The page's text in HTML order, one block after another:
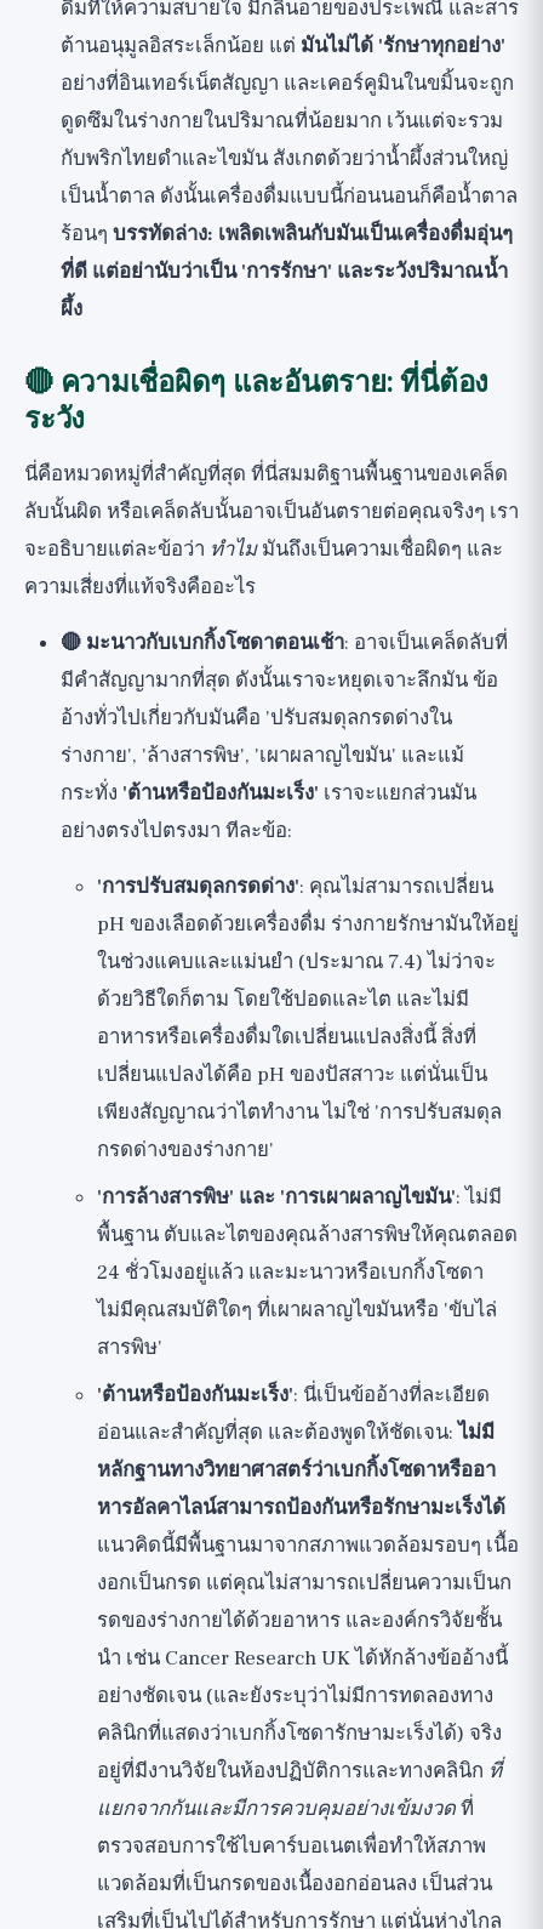
ดื่มที่ให้ความสบายใจ มีกลิ่นอายของประเพณี และสาร
ต้านอนุมูลอิสระเล็กน้อย แต่ มันไม่ได้ 'รักษาทุกอย่าง'
อย่างที่อินเทอร์เน็ตสัญญา และเคอร์คูมินในขมิ้นจะถูก
ดูดซึมในร่างกายในปริมาณที่น้อยมาก เว้นแต่จะรวม
กับพริกไทยดำและไขมัน สังเกตด้วยว่าน้ำผึ้งส่วนใหญ่
เป็นน้ำตาล ดังนั้นเครื่องดื่มแบบนี้ก่อนนอนก็คือน้ำตาล
ร้อนๆ บรรทัดล่าง: เพลิดเพลินกับมันเป็นเครื่องดื่มอุ่นๆ
ที่ดี แต่อย่านับว่าเป็น 'การรักษา' และระวังปริมาณน้ำ
ผึ้ง
🔴 ความเชื่อผิดๆ และอันตราย: ที่นี่ต้อง
ระวัง
นี่คือหมวดหมู่ที่สำคัญที่สุด ที่นี่สมมติฐานพื้นฐานของเคล็ด
ลับนั้นผิด หรือเคล็ดลับนั้นอาจเป็นอันตรายต่อคุณจริงๆ เรา
จะอธิบายแต่ละข้อว่า ทำไมมันถึงเป็นความเชื่อผิดๆ และ
ความเสี่ยงที่แท้จริงคืออะไร
🔴 มะนาวกับเบกกิ้งโซดาตอนเช้า: อาจเป็นเคล็ดลับที่
มีคำสัญญามากที่สุด ดังนั้นเราจะหยุดเจาะลึกมัน ข้อ
อ้างทั่วไปเกี่ยวกับมันคือ 'ปรับสมดุลกรดด่างใน
ร่างกาย', 'ล้างสารพิษ', 'เผาผลาญไขมัน' และแม้
กระทั่ง 'ต้านหรือป้องกันมะเร็ง' เราจะแยกส่วนมัน
อย่างตรงไปตรงมา ทีละข้อ:
'การปรับสมดุลกรดด่าง': คุณไม่สามารถเปลี่ยน
pH ของเลือดด้วยเครื่องดื่ม ร่างกายรักษามันให้อยู่
ในช่วงแคบและแม่นยำ (ประมาณ 7.4) ไม่ว่าจะ
ด้วยวิธีใดก็ตาม โดยใช้ปอดและไต และไม่มี
อาหารหรือเครื่องดื่มใดเปลี่ยนแปลงสิ่งนี้ สิ่งที่
เปลี่ยนแปลงได้คือ pH ของปัสสาวะ แต่นั่นเป็น
เพียงสัญญาณว่าไตทำงาน ไม่ใช่ 'การปรับสมดุล
กรดด่างของร่างกาย'
'การล้างสารพิษ' และ 'การเผาผลาญไขมัน': ไม่มี
พื้นฐาน ตับและไตของคุณล้างสารพิษให้คุณตลอด
24 ชั่วโมงอยู่แล้ว และมะนาวหรือเบกกิ้งโซดา
ไม่มีคุณสมบัติใดๆ ที่เผาผลาญไขมันหรือ 'ขับไล่
สารพิษ'
'ต้านหรือป้องกันมะเร็ง': นี่เป็นข้ออ้างที่ละเอียด
อ่อนและสำคัญที่สุด และต้องพูดให้ชัดเจน:ไม่มี
หลักฐานทางวิทยาศาสตร์ว่าเบกกิ้งโซดาหรืออา
หารอัลคาไลน์สามารถป้องกันหรือรักษามะเร็งได้
แนวคิดนี้มีพื้นฐานมาจากสภาพแวดล้อมรอบๆ เนื้อ
งอกเป็นกรด แต่คุณไม่สามารถเปลี่ยนความเป็นก
รดของร่างกายได้ด้วยอาหาร และองค์กรวิจัยชั้น
นำ เช่น Cancer Research UK ได้หักล้างข้ออ้างนี้
อย่างชัดเจน (และยังระบุว่าไม่มีการทดลองทาง
คลินิกที่แสดงว่าเบกกิ้งโซดารักษามะเร็งได้) จริง
อยู่ที่มีงานวิจัยในห้องปฏิบัติการและทางคลินิก ที่
แยกจากกันและมีการควบคุมอย่างเข้มงวดที่
ตรวจสอบการใช้ไบคาร์บอเนตเพื่อทำให้สภาพ
แวดล้อมที่เป็นกรดของเนื้องอกอ่อนลง เป็นส่วน
เสริมที่เป็นไปได้สำหรับการรักษา แต่นั่นห่างไกล